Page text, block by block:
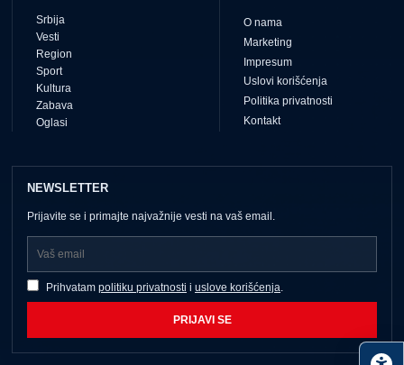
Srbija
Vesti
Region
Sport
Kultura
Zabava
Oglasi
O nama
Marketing
Impresum
Uslovi korišćenja
Politika privatnosti
Kontakt
NEWSLETTER
Prijavite se i primajte najvažnije vesti na vaš email.
Prihvatam politiku privatnosti i uslove korišćenja.
PRIJAVI SE